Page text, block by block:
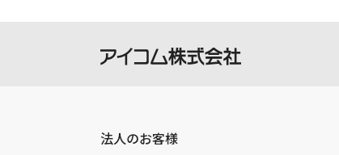
法人のお客様